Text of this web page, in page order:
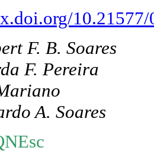
F. B. Soares
F. Pereira
A. Soares